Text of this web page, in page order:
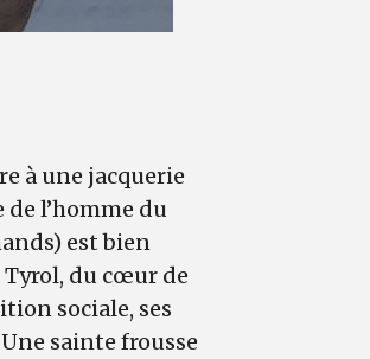
à une jacquerie
de l’homme du
est bien
Tyrol, du cœur de
sociale, ses
sainte frousse